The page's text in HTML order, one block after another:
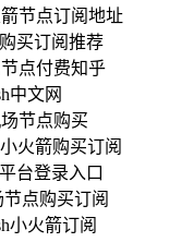
节点订阅地址
买订阅推荐
点付费知乎
中文网
节点购买
火箭购买订阅
台登录入口
点购买订阅
小火箭订阅